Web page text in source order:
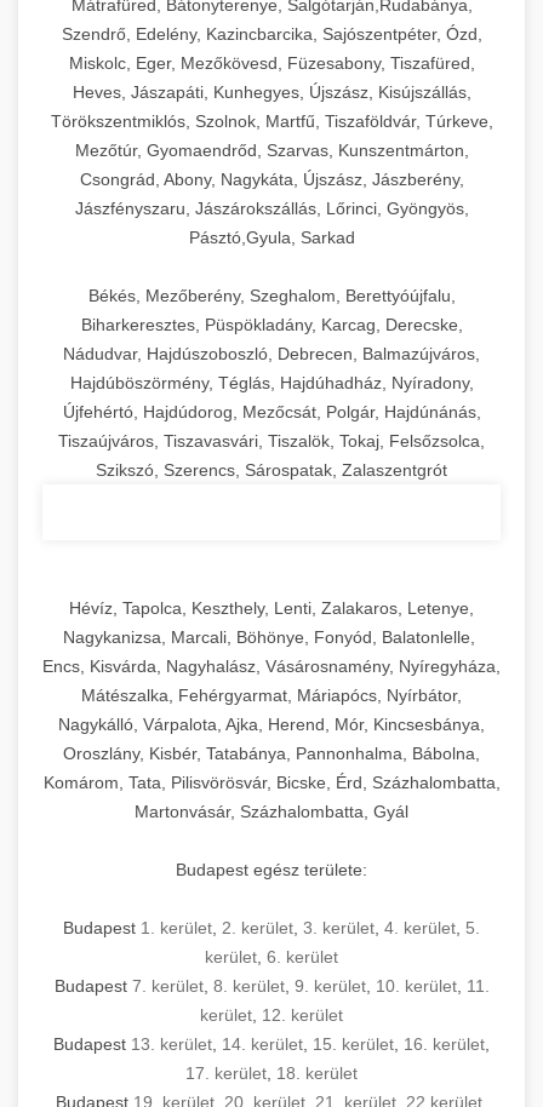
Mátrafüred, Bátonyterenye, Salgótarján,Rudabánya,
Szendrő, Edelény, Kazincbarcika, Sajószentpéter, Ózd,
Miskolc, Eger, Mezőkövesd, Füzesabony, Tiszafüred,
Heves, Jászapáti, Kunhegyes, Újszász, Kisújszállás,
Törökszentmiklós, Szolnok, Martfű, Tiszaföldvár, Túrkeve,
Mezőtúr, Gyomaendrőd, Szarvas, Kunszentmárton,
Csongrád, Abony, Nagykáta, Újszász, Jászberény,
Jászfényszaru, Jászárokszállás, Lőrinci, Gyöngyös,
Pásztó,Gyula, Sarkad
Békés, Mezőberény, Szeghalom, Berettyóújfalu,
Biharkeresztes, Püspökladány, Karcag, Derecske,
Nádudvar, Hajdúszoboszló, Debrecen, Balmazújváros,
Hajdúböszörmény, Téglás, Hajdúhadház, Nyíradony,
Újfehértó, Hajdúdorog, Mezőcsát, Polgár, Hajdúnánás,
Tiszaújváros, Tiszavasvári, Tiszalök, Tokaj, Felsőzsolca,
Szikszó, Szerencs, Sárospatak, Zalaszentgrót
Hévíz, Tapolca, Keszthely, Lenti, Zalakaros, Letenye,
Nagykanizsa, Marcali, Böhönye, Fonyód, Balatonlelle,
Encs, Kisvárda, Nagyhalász, Vásárosnamény, Nyíregyháza,
Mátészalka, Fehérgyarmat, Máriapócs, Nyírbátor,
Nagykálló, Várpalota, Ajka, Herend, Mór, Kincsesbánya,
Oroszlány, Kisbér, Tatabánya, Pannonhalma, Bábolna,
Komárom, Tata, Pilisvörösvár, Bicske, Érd, Százhalombatta,
Martonvásár, Százhalombatta, Gyál
Budapest egész területe:
Budapest 1. kerület 2. kerület 3. kerület 4. kerület 5.
kerület 6. kerület
Budapest 7. kerület, 8. kerület, 9. kerület, 10. kerület, 11.
kerület 12. kerület
Budapest 13. kerület 14. kerület 15. kerület 16. kerület
17. kerület 18. kerület
Budapest 19. kerület 20. kerület 21. kerület 22.kerület